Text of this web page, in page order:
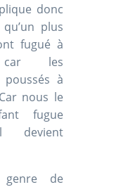
donc
plus
fugué à
car les
à
nous le
fuguе
devient
de